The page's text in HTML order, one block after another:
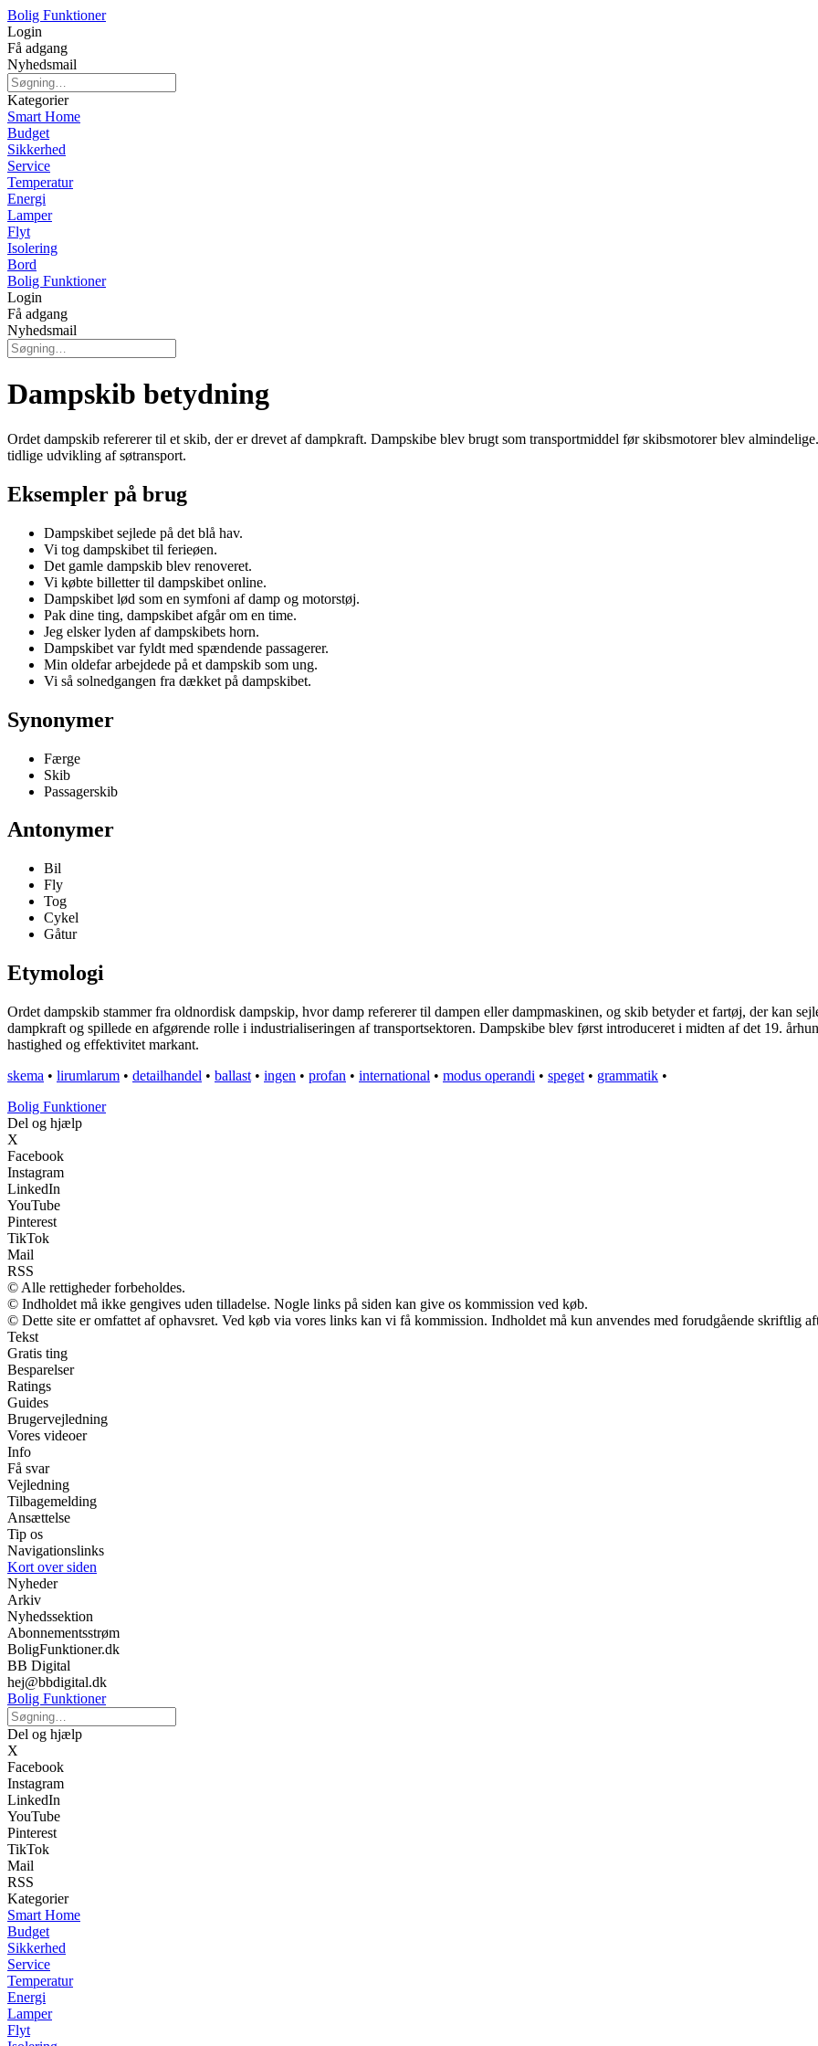
Bolig Funktioner
Login
Få adgang
Nyhedsmail
Kategorier
Smart Home
Budget
Sikkerhed
Service
Temperatur
Energi
Lamper
Flyt
Isolering
Bord
Bolig Funktioner
Login
Få adgang
Nyhedsmail
Dampskib betydning
Ordet dampskib refererer til et skib, der er drevet af dampkraft. Dampskibe blev brugt som transportmiddel før skibsmotorer blev
tidlige udvikling af søtransport.
Eksempler på brug
Dampskibet sejlede på det blå hav.
Vi tog dampskibet til ferieøen.
Det gamle dampskib blev renoveret.
Vi købte billetter til dampskibet online.
Dampskibet lød som en symfoni af damp og motorstøj.
Pak dine ting, dampskibet afgår om en time.
Jeg elsker lyden af dampskibets horn.
Dampskibet var fyldt med spændende passagerer.
Min oldefar arbejdede på et dampskib som ung.
Vi så solnedgangen fra dækket på dampskibet.
Synonymer
Færge
Skib
Passagerskib
Antonymer
Bil
Fly
Tog
Cykel
Gåtur
Etymologi
Ordet dampskib stammer fra oldnordisk dampskip, hvor damp refererer til dampen eller dampmaskinen, og skib betyder et fartøj, der kan
dampkraft og spillede en afgørende rolle i industrialiseringen af transportsektoren. Dampskibe blev først introduceret i midten af det 19.
hastighed og effektivitet markant.
skema • lirumlarum • detailhandel • ballast • ingen • profan • international • modus operandi • speget • grammatik •
Bolig Funktioner
Del og hjælp
X
Facebook
Instagram
LinkedIn
YouTube
Pinterest
TikTok
Mail
RSS
© Alle rettigheder forbeholdes.
© Indholdet må ikke gengives uden tilladelse. Nogle links på siden kan give os kommission ved køb.
© Dette site er omfattet af ophavsret. Ved køb via vores links kan vi få kommission. Indholdet må kun anvendes med forudgående skriftlig
Tekst
Gratis ting
Besparelser
Ratings
Guides
Brugervejledning
Vores videoer
Info
Få svar
Vejledning
Tilbagemelding
Ansættelse
Tip os
Navigationslinks
Kort over siden
Nyheder
Arkiv
Nyhedssektion
Abonnementsstrøm
BoligFunktioner.dk
BB Digital
hej@bbdigital.dk
Bolig Funktioner
Del og hjælp
X
Facebook
Instagram
LinkedIn
YouTube
Pinterest
TikTok
Mail
RSS
Kategorier
Smart Home
Budget
Sikkerhed
Service
Temperatur
Energi
Lamper
Flyt